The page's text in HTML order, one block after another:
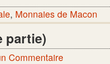
, Monnaies de Macon
partie)
Commentaire